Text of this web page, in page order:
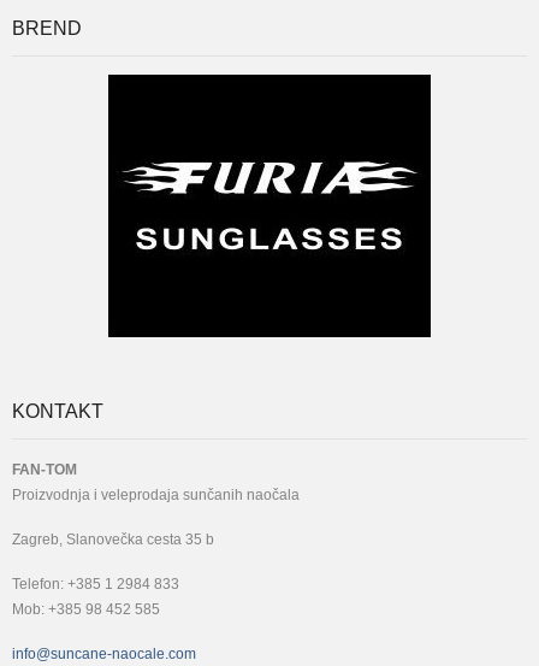
BREND
KONTAKT
FAN-TOM
Proizvodnja i veleprodaja sunčanih naočala
Zagreb, Slanovečka cesta 35 b
Telefon: +385 1 2984 833
Mob: +385 98 452 585
info@suncane-naocale.com